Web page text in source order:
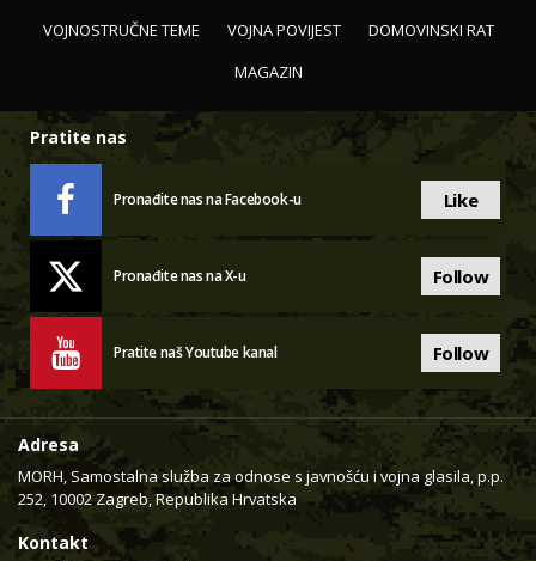
VOJNOSTRUČNE TEME
VOJNA POVIJEST
DOMOVINSKI RAT
MAGAZIN
Pratite nas
Pronađite nas na Facebook-u Like
Pronađite nas na X-u Follow
Pratite naš Youtube kanal Follow
Adresa
MORH, Samostalna služba za odnose s javnošću i vojna glasila, p.p.
252, 10002 Zagreb, Republika Hrvatska
Kontakt